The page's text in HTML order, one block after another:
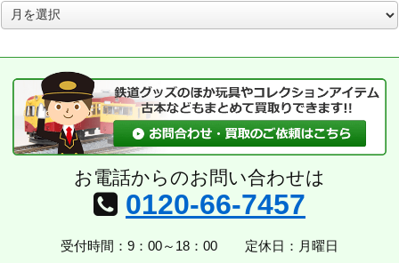
ア
ー
ブ
お電話からのお問い合わせは
0120-66-7457
受付時間：9：00～18：00 定休日：月曜日